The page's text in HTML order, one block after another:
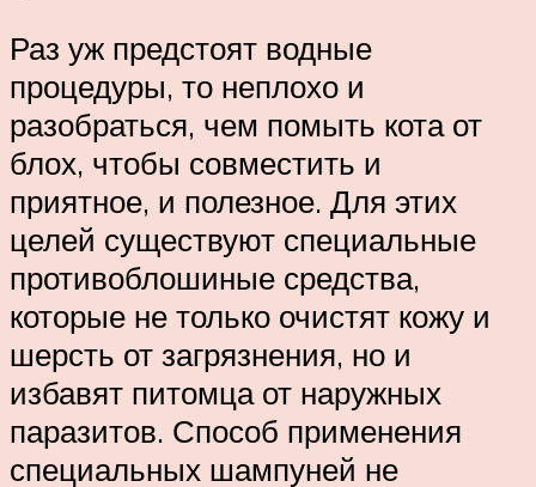
Раз уж предстоят водные
процедуры, то неплохо и
разобраться, чем помыть кота от
блох, чтобы совместить и
приятное, и полезное. Для этих
целей существуют специальные
противоблошиные средства,
которые не только очистят кожу и
шерсть от загрязнения, но и
избавят питомца от наружных
паразитов. Способ применения
специальных шампуней не